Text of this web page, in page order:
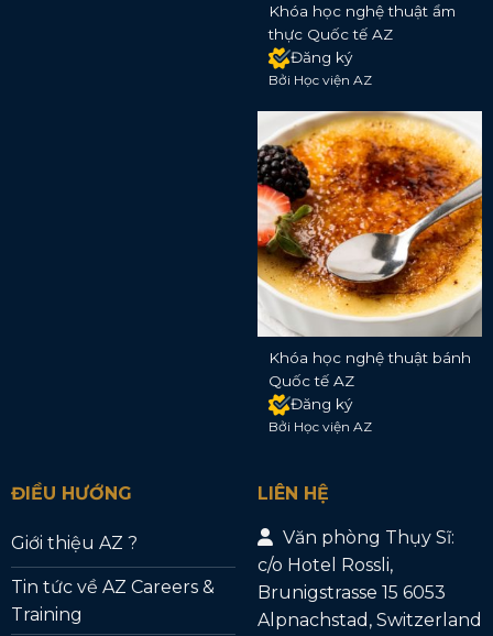
Khóa học nghệ thuật ẩm
thực Quốc tế AZ
Đăng ký
Bởi Học viện AZ
Khóa học nghệ thuật bánh
Quốc tế AZ
Đăng ký
Bởi Học viện AZ
ĐIỀU HƯỚNG
Giới thiệu AZ ?
Tin tức về AZ Careers &
Training
LIÊN HỆ
Văn phòng Thụy Sĩ:
c/o Hotel Rossli,
Brunigstrasse 15 6053
Alpnachstad, Switzerland